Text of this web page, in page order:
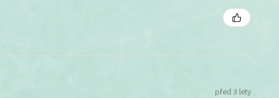
před 3 lety